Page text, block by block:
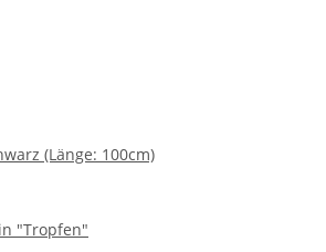
(Länge: 100cm)